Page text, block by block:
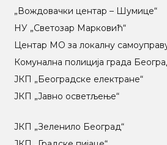
„Вождовачки центар – Шумице“
НУ „Светозар Марковић“
Центар МO за локалну
Комунална полиција града
ЈКП „Београдске електране“
ЈКП „Јавно осветљење“
ЈКП „Зеленило Београд“